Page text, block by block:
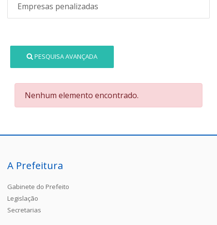
Empresas penalizadas
PESQUISA AVANÇADA
Nenhum elemento encontrado.
A Prefeitura
Gabinete do Prefeito
Legislação
Secretarias